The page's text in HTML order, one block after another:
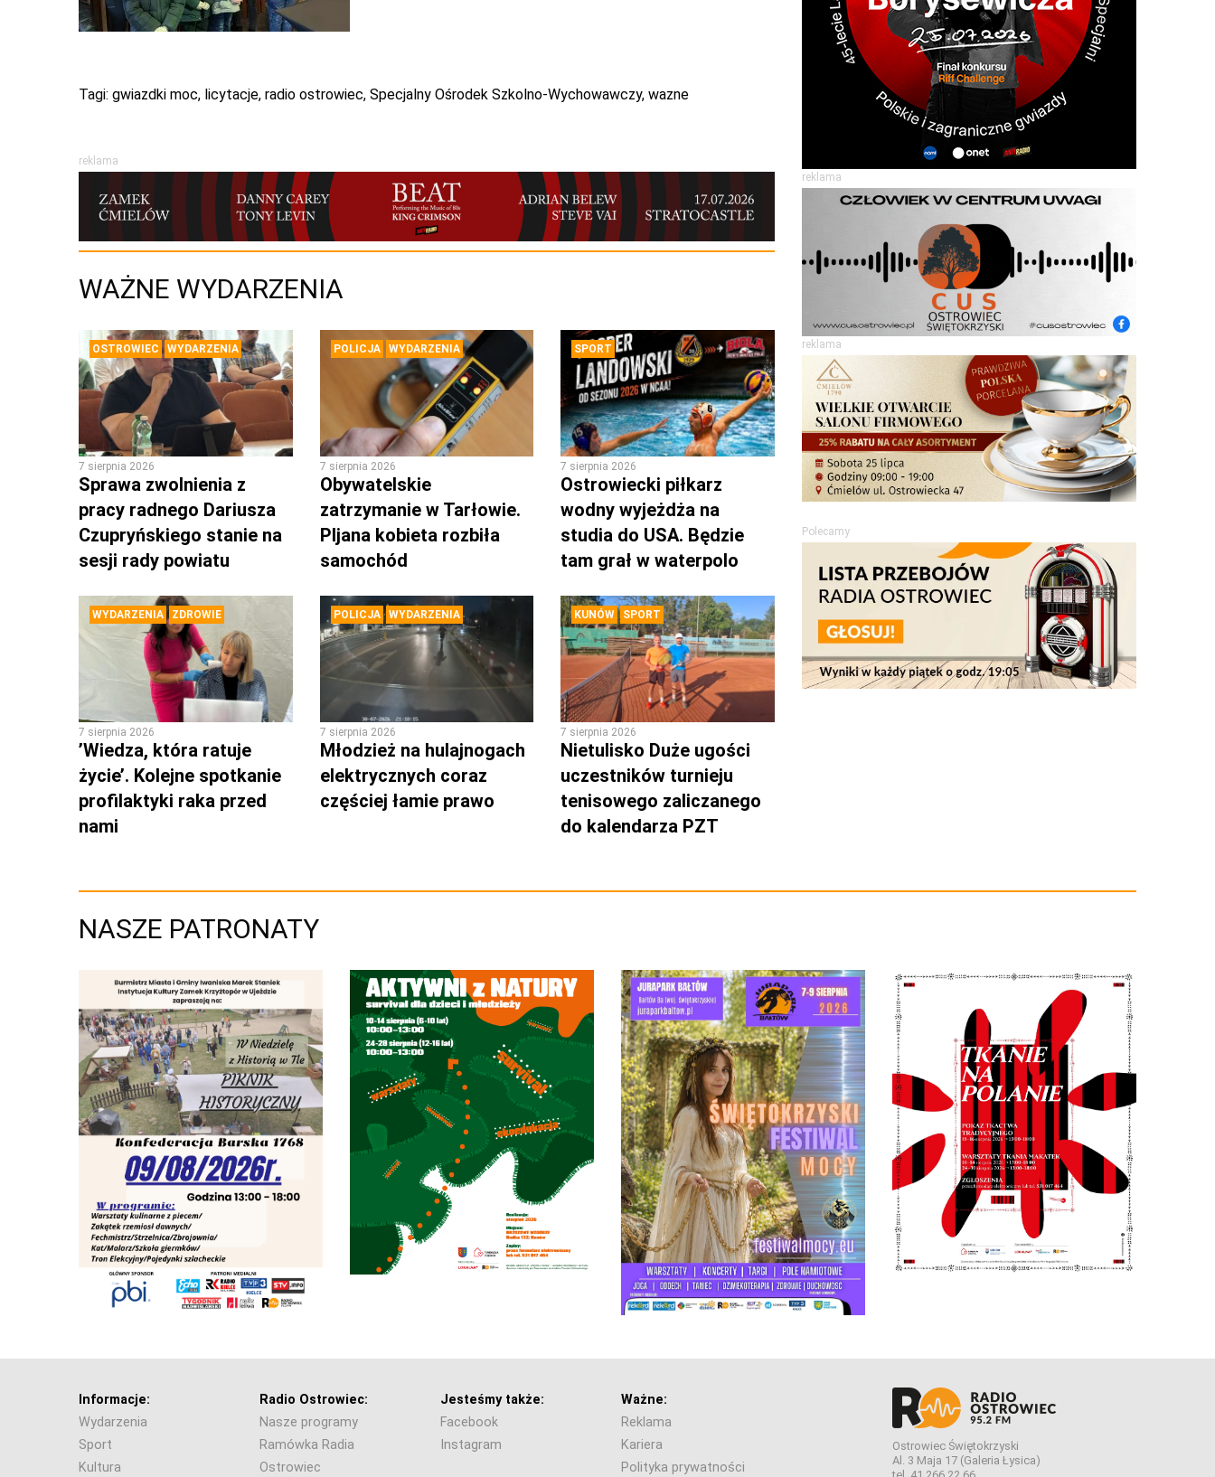
Tagi: gwiazdki moc, licytacje, radio ostrowiec, Specjalny Ośrodek Szkolno-Wychowawczy, wazne
reklama
WAŻNE WYDARZENIA
OSTROWIEC WYDARZENIA
7 sierpnia 2026
Sprawa zwolnienia z
pracy radnego Dariusza
Czupryńskiego stanie na
sesji rady powiatu
POLICJA WYDARZENIA
7 sierpnia 2026
Obywatelskie
zatrzymanie w Tarłowie.
PIjana kobieta rozbiła
samochód
SPORT
7 sierpnia 2026
Ostrowiecki piłkarz
wodny wyjeżdża na
studia do USA. Będzie
tam grał w waterpolo
WYDARZENIA ZDROWIE
7 sierpnia 2026
’Wiedza, która ratuje
życie’. Kolejne spotkanie
profilaktyki raka przed
nami
POLICJA WYDARZENIA
7 sierpnia 2026
Młodzież na hulajnogach
elektrycznych coraz
częściej łamie prawo
KUNÓW SPORT
7 sierpnia 2026
Nietulisko Duże ugości
uczestników turnieju
tenisowego zaliczanego
do kalendarza PZT
reklama
reklama
Polecamy
NASZE PATRONATY
Informacje:
Wydarzenia
Sport
Kultura
Radio Ostrowiec:
Nasze programy
Ramówka Radia
Ostrowiec
Jesteśmy także:
Facebook
Instagram
Ważne:
Reklama
Kariera
Polityka prywatności
Ostrowiec Świętokrzyski
Al. 3 Maja 17 (Galeria Łysica)